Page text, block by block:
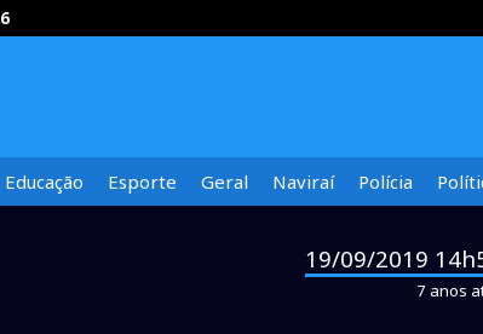
Educação Esporte Geral Naviraí Polícia
19/09/2019
7 anos